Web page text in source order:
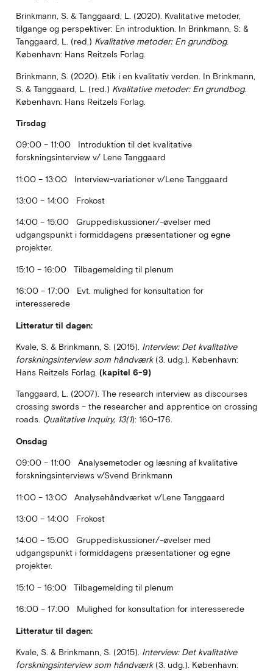
Brinkmann, S. & Tanggaard, L. (2020). Kvalitative metoder,
tilgange og perspektiver: En introduktion. In Brinkmann, S: &
Tanggaard, L. (red.) Kvalitative metoder: En grundbog.
København: Hans Reitzels Forlag.
Brinkmann, S. (2020). Etik i en kvalitativ verden. In Brinkmann,
S. & Tanggaard, L. (red.) Kvalitative metoder: En grundbog.
København: Hans Reitzels Forlag.
Tirsdag
09:00 – 11:00 Introduktion til det kvalitative
forskningsinterview v/ Lene Tanggaard
11:00 – 13:00 Interview-variationer v/Lene Tanggaard
13:00 – 14:00 Frokost
14:00 – 15:00 Gruppediskussioner/-øvelser med
udgangspunkt i formiddagens præsentationer og egne
projekter.
15:10 – 16:00 Tilbagemelding til plenum
16:00 – 17:00 Evt. mulighed for konsultation for
interesserede
Litteratur til dagen:
Kvale, S. & Brinkmann, S. (2015). Interview: Det kvalitative
forskningsinterview som håndværk (3. udg.). København:
Hans Reitzels Forlag. (kapitel 6-9)
Tanggaard, L. (2007). The research interview as discourses
crossing swords – the researcher and apprentice on crossing
roads. Qualitative Inquiry, 13(1): 160-176.
Onsdag
09:00 – 11:00 Analysemetoder og læsning af kvalitative
forskningsinterviews v/Svend Brinkmann
11:00 – 13:00 Analysehåndværket v/Lene Tanggaard
13:00 – 14:00 Frokost
14:00 – 15:00 Gruppediskussioner/-øvelser med
udgangspunkt i formiddagens præsentationer og egne
projekter.
15:10 – 16:00 Tilbagemelding til plenum
16:00 – 17:00 Mulighed for konsultation for interesserede
Litteratur til dagen:
Kvale, S. & Brinkmann, S. (2015). Interview: Det kvalitative
forskningsinterview som håndværk (3. udg.). København: